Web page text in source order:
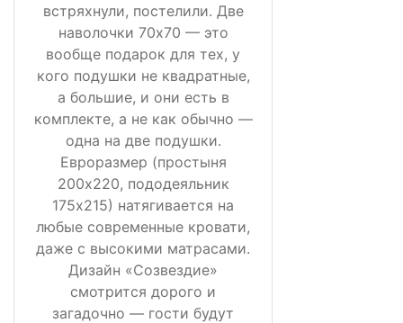
встряхнули, постелили. Две
наволочки 70х70 — это
вообще подарок для тех, у
кого подушки не квадратные,
а большие, и они есть в
комплекте, а не как обычно —
одна на две подушки.
Евроразмер (простыня
200х220, пододеяльник
175х215) натягивается на
любые современные кровати,
даже с высокими матрасами.
Дизайн «Созвездие»
смотрится дорого и
загадочно — гости будут